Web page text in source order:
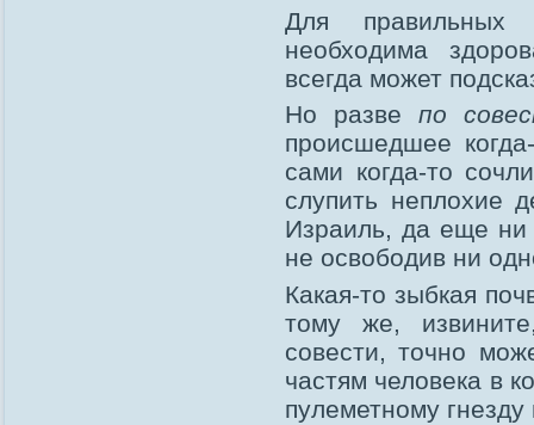
Для
необходима
всегда может
Но разве по
происшедшее
сами когда-то
слупить неплохие
Израиль, да еще ни
не освободив ни
Какая-то зыбкая
тому же,
совести, точно
частям человека в
пулеметному